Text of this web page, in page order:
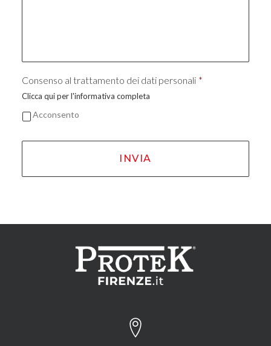
Consenso al trattamento dei dati personali *
Clicca qui per l'informativa completa
Acconsento